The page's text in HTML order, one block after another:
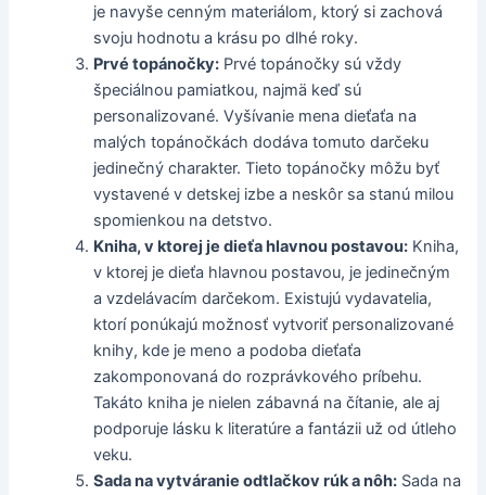
je navyše cenným materiálom, ktorý si zachová
svoju hodnotu a krásu po dlhé roky.
Prvé topánočky: Prvé topánočky sú vždy
špeciálnou pamiatkou, najmä keď sú
personalizované. Vyšívanie mena dieťaťa na
malých topánočkách dodáva tomuto darčeku
jedinečný charakter. Tieto topánočky môžu byť
vystavené v detskej izbe a neskôr sa stanú milou
spomienkou na detstvo.
Kniha, v ktorej je dieťa hlavnou postavou: Kniha,
v ktorej je dieťa hlavnou postavou, je jedinečným
a vzdelávacím darčekom. Existujú vydavatelia,
ktorí ponúkajú možnosť vytvoriť personalizované
knihy, kde je meno a podoba dieťaťa
zakomponovaná do rozprávkového príbehu.
Takáto kniha je nielen zábavná na čítanie, ale aj
podporuje lásku k literatúre a fantázii už od útleho
veku.
Sada na vytváranie odtlačkov rúk a nôh: Sada na